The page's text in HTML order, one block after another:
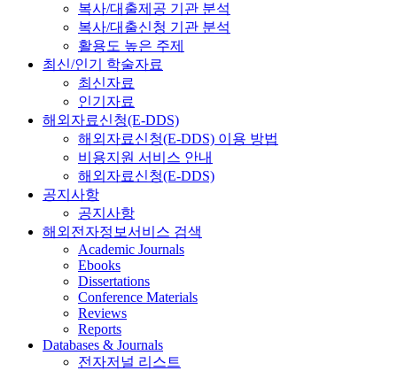
복사/대출제공 기관 분석
복사/대출신청 기관 분석
활용도 높은 주제
최신/인기 학술자료
최신자료
인기자료
해외자료신청(E-DDS)
해외자료신청(E-DDS) 이용 방법
비용지원 서비스 안내
해외자료신청(E-DDS)
공지사항
공지사항
해외전자정보서비스 검색
Academic Journals
Ebooks
Dissertations
Conference Materials
Reviews
Reports
Databases & Journals
전자저널 리스트